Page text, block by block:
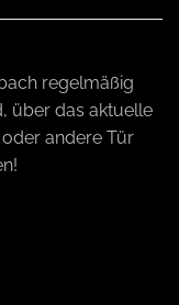
regelmäßig
über das aktuelle
andere Tür